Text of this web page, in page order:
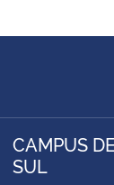
CAMPUS
SUL